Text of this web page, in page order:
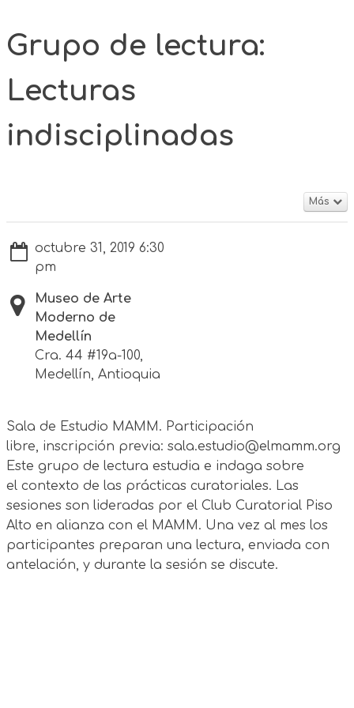
Grupo de lectura:
Lecturas
indisciplinadas
Más
octubre 31, 2019 6:30
pm
Museo de Arte
Moderno de
Medellín
Cra. 44 #19a-100,
Medellín, Antioquia
Sala de Estudio MAMM. Participación
libre, inscripción previa: sala.estudio@elmamm.org
Este grupo de lectura estudia e indaga sobre
el contexto de las prácticas curatoriales. Las
sesiones son lideradas por el Club Curatorial Piso
Alto en alianza con el MAMM. Una vez al mes los
participantes preparan una lectura, enviada con
antelación, y durante la sesión se discute.